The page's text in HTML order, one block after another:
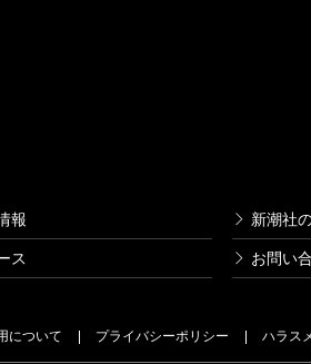
報 新潮社
ス お問い
について プライバシーポリシー ハラス